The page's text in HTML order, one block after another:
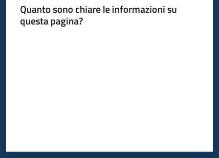
Quanto sono chiare le informazioni su
questa pagina?